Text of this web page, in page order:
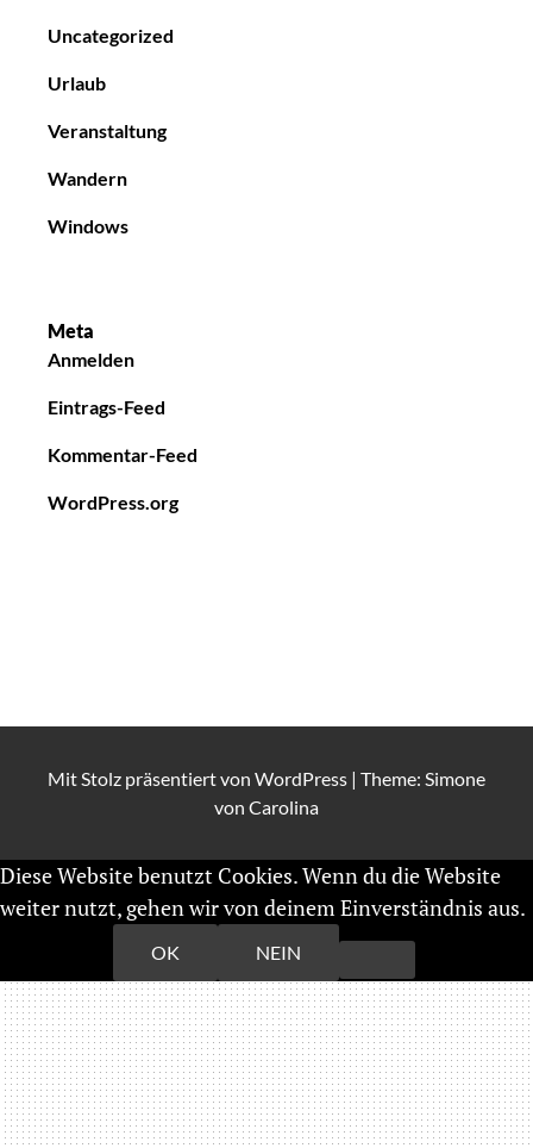
Uncategorized
Urlaub
Veranstaltung
Wandern
Windows
Meta
Anmelden
Eintrags-Feed
Kommentar-Feed
WordPress.org
Mit Stolz präsentiert von WordPress | Theme: Simone
von Carolina
Diese Website benutzt Cookies. Wenn du die Website
weiter nutzt, gehen wir von deinem Einverständnis aus.
OK NEIN